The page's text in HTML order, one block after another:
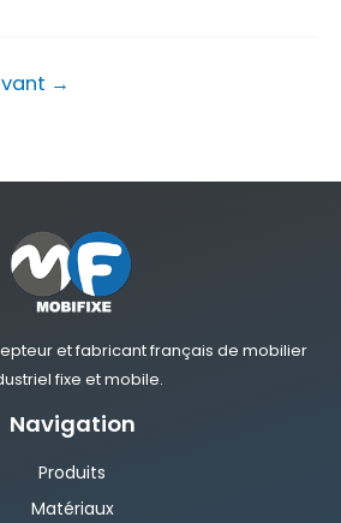
→
et fabricant français de mobilier
fixe et mobile.
Navigation
Produits
Matériaux